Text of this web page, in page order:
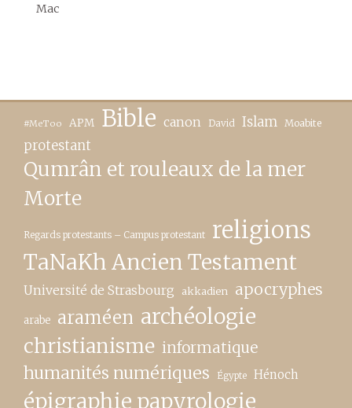
Mac
#MeToo APM Bible canon David Islam Moabite
protestant
Qumrân et rouleaux de la mer
Morte
Regards protestants – Campus protestant religions
TaNaKh Ancien Testament
Université de Strasbourg akkadien apocryphes
arabe araméen archéologie
christianisme informatique
humanités numériques Égypte Hénoch
épigraphie papyrologie